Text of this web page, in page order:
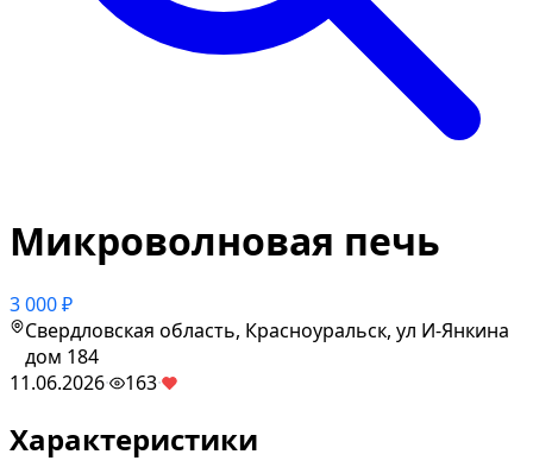
Микроволновая печь
3 000 ₽
Свердловская область, Красноуральск, ул И-Янкина
дом 184
11.06.2026· 163·
Характеристики